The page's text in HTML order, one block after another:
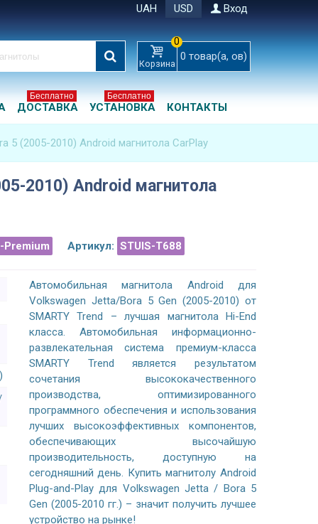
UAH USD Вход
Корзина
0
0 товар(а, ов)
ДОСТАВКА
Бесплатно
УСТАНОВКА
Бесплатно
КОНТАКТЫ
5 (2005-2010) Android магнитола CarPlay
2010) Android магнитола
Premium Артикул: STUIS-T688
Автомобильная магнитола Android для
Volkswagen Jetta/Bora 5 Gen (2005-2010) от
SMARTY Trend – лучшая магнитола Hi-End
класса. Автомобильная информационно-
развлекательная система премиум-класса
SMARTY Trend является результатом
сочетания высококачественного
производства, оптимизированного
программного обеспечения и использования
лучших высокоэффективных компонентов,
обеспечивающих высочайшую
производительность, доступную на
сегодняшний день. Купить магнитолу Android
Plug-and-Play для Volkswagen Jetta / Bora 5
Gen (2005-2010 гг.) – значит получить лучшее
устройство на рынке!